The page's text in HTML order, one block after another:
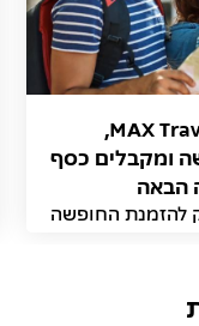
חדש! אתר MAX Travel,
ומקבלים כסף
הבאה
להזמנת החופשה